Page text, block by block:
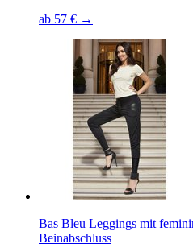
ab 57 € →
Bas Bleu Leggings mit
Beinabschluss